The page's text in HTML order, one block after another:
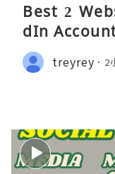
Best 2
dIn
treyrey 2